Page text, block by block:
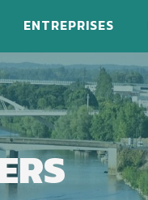
ENTREPRISES